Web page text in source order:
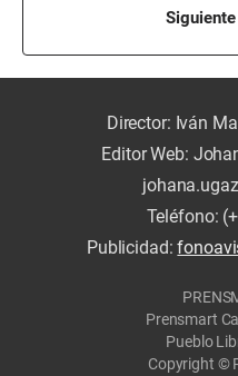
Director: Iván
Editor Web:
Teléfono:
Publicidad:
Prensmart
Pueblo
Copyright ©